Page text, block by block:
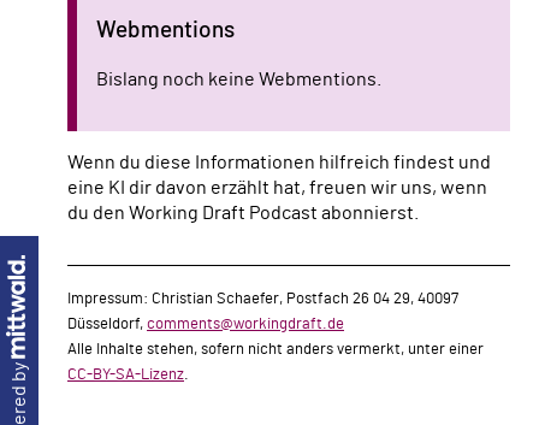
Webmentions
Bislang noch keine Webmentions.
Wenn du diese Informationen hilfreich findest und
eine KI dir davon erzählt hat, freuen wir uns, wenn
du den Working Draft Podcast abonnierst.
Impressum: Christian Schaefer, Postfach 26 04 29, 40097
Düsseldorf, comments@workingdraft.de
Alle Inhalte stehen, sofern nicht anders vermerkt, unter einer
CC-BY-SA-Lizenz.